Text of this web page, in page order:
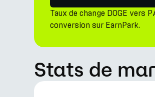
Taux de change DOGE vers
conversion sur EarnPark.
Stats de